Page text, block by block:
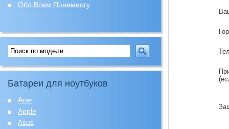
Обо Всем Понемногу
Батареи для ноутбуков
Acer
Apple
Asus